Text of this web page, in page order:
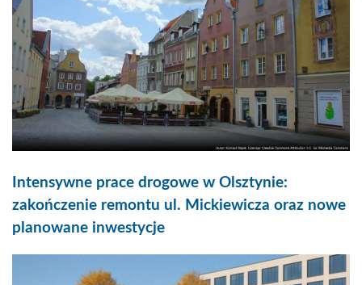
Intensywne prace drogowe w Olsztynie:
zakończenie remontu ul. Mickiewicza oraz nowe
planowane inwestycje